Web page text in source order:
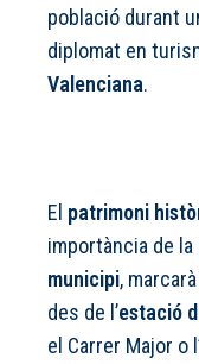
població durant
diplomat en
Valenciana.
El patrimoni
importància de
municipi,
des de l’estació
el Carrer Major o